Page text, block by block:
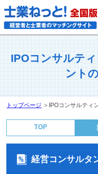
IPOコンサルテ
ント
トップページ ＞ IPOコンサルティ
TOP
経営コンサルタ